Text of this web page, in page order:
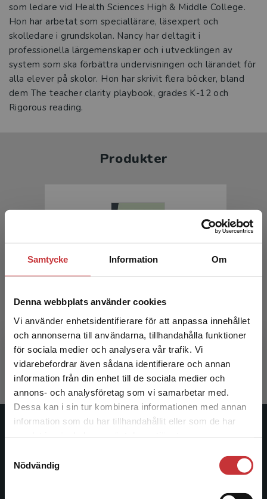
Samtycke Information Om
Denna webbplats använder cookies
Vi använder enhetsidentifierare för att anpassa innehållet
och annonserna till användarna, tillhandahålla funktioner
för sociala medier och analysera vår trafik. Vi
vidarebefordrar även sådana identifierare och annan
information från din enhet till de sociala medier och
annons- och analysföretag som vi samarbetar med.
Dessa kan i sin tur kombinera informationen med annan
information som du har tillhandahållit eller som de har
Nödvändig
Begränsad fraktregion
Det verkar som att du besöker
studentlitteratur.se via en enhet utanför Sverige.
Vi erbjuder inte leveranser utanför Sverige. För
att kunna slutföra ett köp måste
som ledare vid Health Sciences High & Middle College.
Hon har arbetat som speciallärare, läsexpert och
skolledare i grundskolan. Nancy har deltagit i
professionella lärgemenskaper och i utvecklingen av
system som ska förbättra undervisningen och lärandet för
alla elever på skolor. Hon har skrivit flera böcker, bland
dem The teacher clarity playbook, grades K-12 och
Rigorous reading.
Produkter
Kollektiv förmåga i klassrummet
Hattie, John Allan m.fl.
365 krinkl. moms
Exkl. moms: 344 kr
Studentlitteratur
Studentlitteratur grundades 1963 och är idag Sveriges
ledande utbildningsförlag. Med läromedel, kurslitteratur,